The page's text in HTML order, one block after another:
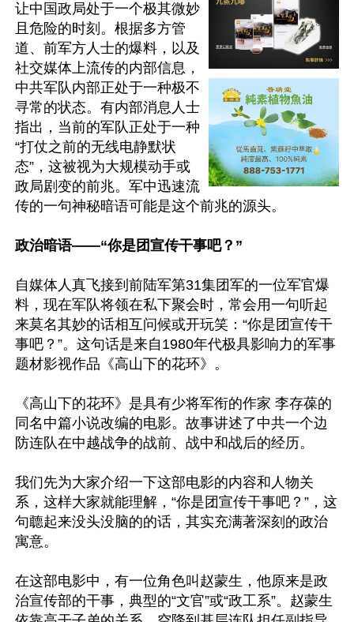
让中国政局处于一个极其微妙
且危险的时刻。根据多方管
道、前军方人士的爆料，以及
社交媒体上流传的内部信息，
中共军队内部正处于一种极不
寻常的状态。有内部消息人士
指出，当前的军队正处于一种
“打仗之前的无线电静默状
态”，这被视为大规模动手或
政局剧变的前兆。军中迅速流
传的一句神秘暗语可能是这个前兆的源头。
政治暗语——“你是团宣传干事吧？”
自媒体人真飞接到前陆军第31集团军的一位军官爆
料，现在军队将领在私下聚会时，常会用一句听起
来莫名其妙的话相互问候或开玩笑：“你是团宣传干
事吧？”。这句话是来自1980年代极具影响力的军事
题材影视作品《高山下的花环》。
《高山下的花环》是具有少将军衔的作家 李存葆的
同名中篇小说改编的电影。故事讲述了中共一个边
防连队在中越战争的战前、战中和战后的经历。
我们先为大家介绍一下这部电影的内容和人物关
系，这样大家就能理解，“你是团宣传干事吧？”，这
句聼起来没头没脑的的话，其实充满著深刻的政治
寓意。
在这部电影中，有一位角色叫赵蒙生，他原来是政
治宣传部的干事，典型的“文官”或“政工系”。赵蒙生